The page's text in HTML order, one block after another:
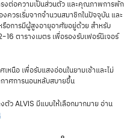
งต่อความเป็นส่วนตัว และคุณภาพการพัก
วรเริ่มจากจำนวนสมาชิกในปัจจุบัน และ
อการมีผู้สูงอายุอาศัยอยู่ด้วย สำหรับ
ตารางเมตร เพื่อรองรับเฟอร์นิเจอร์
หนือ เพื่อรับแสงอ่อนในยามเช้าและไม่
กาศการนอนหลับสบายขึ้น
ตัว ALVIS มีแบบให้เลือกมากมาย อ่าน